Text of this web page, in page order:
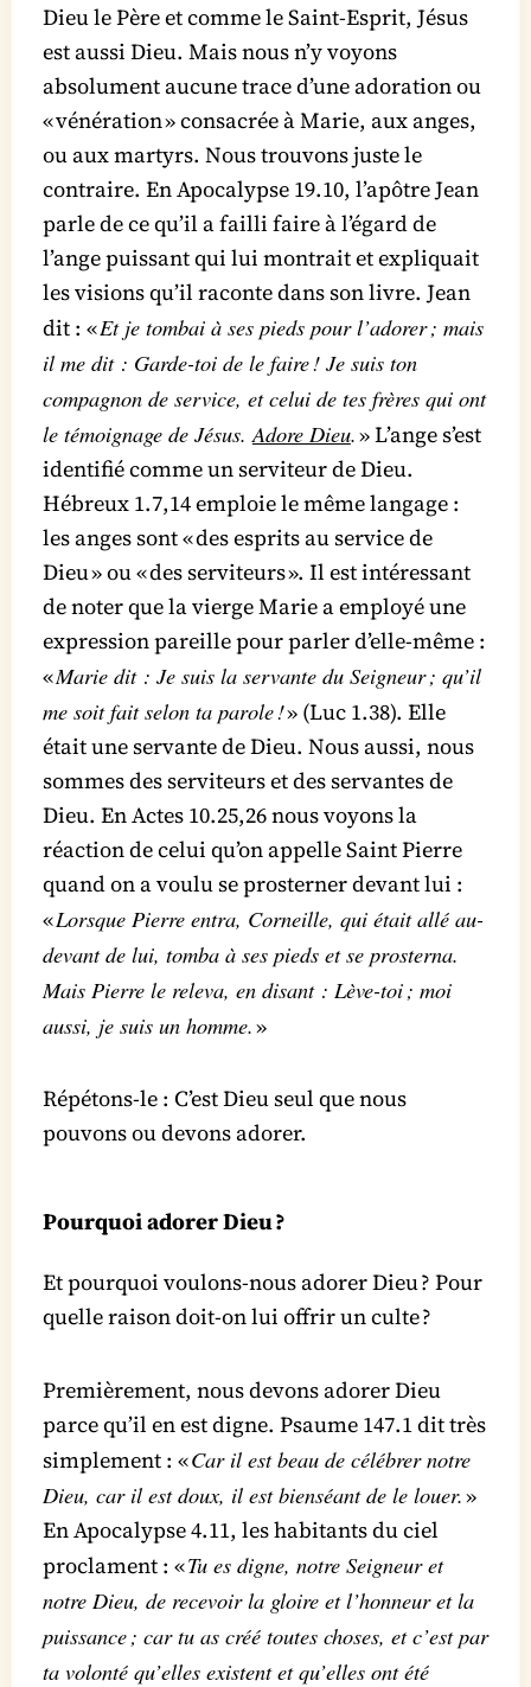
Dieu le Père et comme le Saint-Esprit, Jésus
est aussi Dieu. Mais nous n’y voyons
absolument aucune trace d’une adoration ou
« vénération » consacrée à Marie, aux anges,
ou aux martyrs. Nous trouvons juste le
contraire. En Apocalypse 19.10, l’apôtre Jean
parle de ce qu’il a failli faire à l’égard de
l’ange puissant qui lui montrait et expliquait
les visions qu’il raconte dans son livre. Jean
dit : «Et je tombai à ses pieds pour l’adorer ; mais
il me dit : Garde-toi de le faire ! Je suis ton
compagnon de service, et celui de tes frères qui ont
le témoignage de Jésus. Adore Dieu.» L’ange s’est
identifié comme un serviteur de Dieu.
Hébreux 1.7,14 emploie le même langage :
les anges sont « des esprits au service de
Dieu » ou « des serviteurs ». Il est intéressant
de noter que la vierge Marie a employé une
expression pareille pour parler d’elle-même :
«Marie dit : Je suis la servante du Seigneur ; qu’il
me soit fait selon ta parole !» (Luc 1.38). Elle
était une servante de Dieu. Nous aussi, nous
sommes des serviteurs et des servantes de
Dieu. En Actes 10.25,26 nous voyons la
réaction de celui qu’on appelle Saint Pierre
quand on a voulu se prosterner devant lui :
«Lorsque Pierre entra, Corneille, qui était allé au-
devant de lui, tomba à ses pieds et se prosterna.
Mais Pierre le releva, en disant : Lève-toi ; moi
aussi, je suis un homme.»
Répétons-le : C’est Dieu seul que nous
pouvons ou devons adorer.
Pourquoi adorer Dieu ?
Et pourquoi voulons-nous adorer Dieu ? Pour
quelle raison doit-on lui offrir un culte ?
Premièrement, nous devons adorer Dieu
parce qu’il en est digne. Psaume 147.1 dit très
simplement : «Car il est beau de célébrer notre
Dieu, car il est doux, il est bienséant de le louer.»
En Apocalypse 4.11, les habitants du ciel
proclament : «Tu es digne, notre Seigneur et
notre Dieu, de recevoir la gloire et l’honneur et la
puissance ; car tu as créé toutes choses, et c’est par
ta volonté qu’elles existent et qu’elles ont été